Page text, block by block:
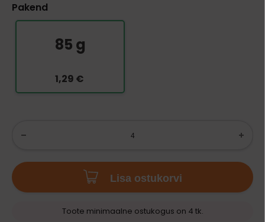
Pakend
85 g
1,29 €
Lisa ostukorvi
Toote minimaalne ostukogus on 4 tk.